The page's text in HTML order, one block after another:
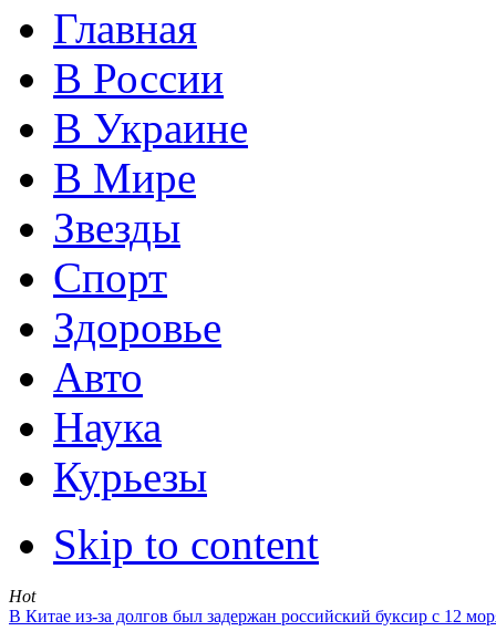
Главная
В России
В Украине
В Мире
Звезды
Спорт
Здоровье
Авто
Наука
Курьезы
Skip to content
Hot
В Китае из-за долгов был задержан российский буксир с 12